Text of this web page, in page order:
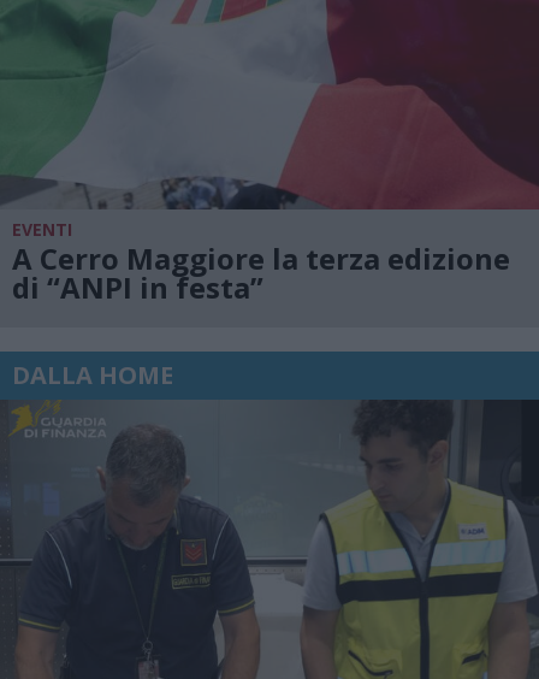
EVENTI
A Cerro Maggiore la terza edizione
di “ANPI in festa”
DALLA HOME